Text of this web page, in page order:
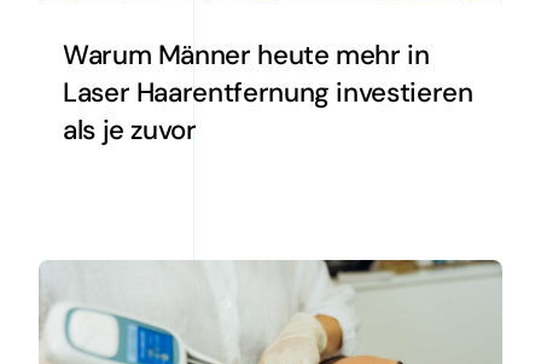
Warum Männer heute mehr in
Laser Haarentfernung investieren
als je zuvor